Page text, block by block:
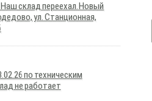
склад переехал. Новый
ул. Станционная,
по техническим
не работает